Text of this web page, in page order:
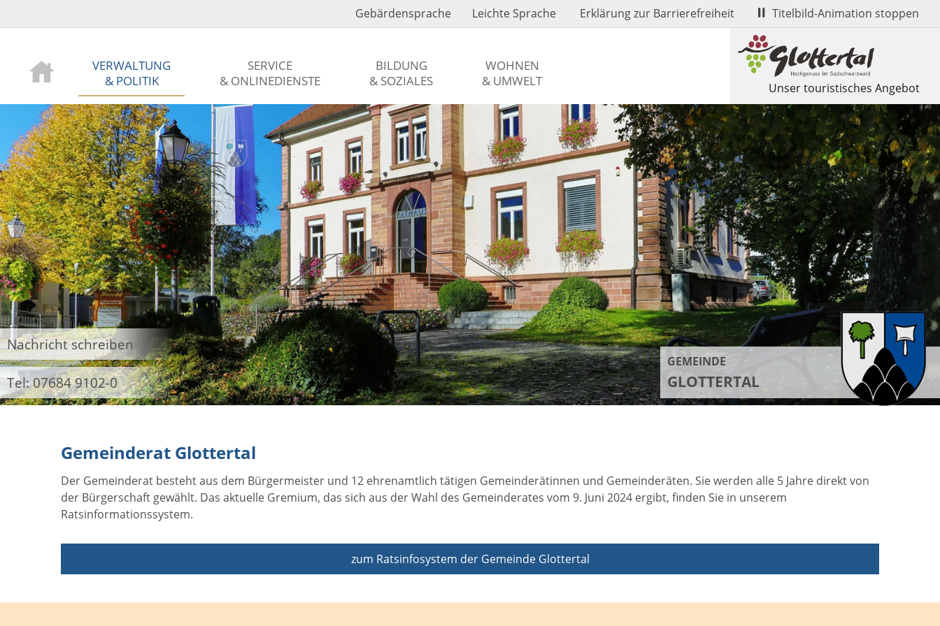
Gebärdensprache Leichte Sprache Erklärung zur Barrierefreiheit Titelbild-Animation stoppen
VERWALTUNG
& POLITIK
SERVICE
& ONLINEDIENSTE
BILDUNG
& SOZIALES
WOHNEN
& UMWELT
Unser touristisches Angebot
Nachricht schreiben
Tel: 07684 9102-0
GEMEINDE
GLOTTERTAL
Gemeinderat Glottertal
Der Gemeinderat besteht aus dem Bürgermeister und 12 ehrenamtlich tätigen Gemeinderätinnen und Gemeinderäten. Sie werden alle 5 Jahre direkt von
der Bürgerschaft gewählt. Das aktuelle Gremium, das sich aus der Wahl des Gemeinderates vom 9. Juni 2024 ergibt, finden Sie in unserem
Ratsinformationssystem.
zum Ratsinfosystem der Gemeinde Glottertal